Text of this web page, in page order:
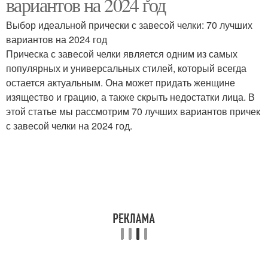
Выбор идеальной прически с завесой челки: 70 лучших
вариантов на 2024 год
Прическа с завесой челки является одним из самых
популярных и универсальных стилей, который всегда
остается актуальным. Она может придать женщине
изящество и грацию, а также скрыть недостатки лица. В
этой статье мы рассмотрим 70 лучших вариантов причек
с завесой челки на 2024 год.